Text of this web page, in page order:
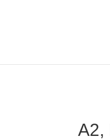
A2,